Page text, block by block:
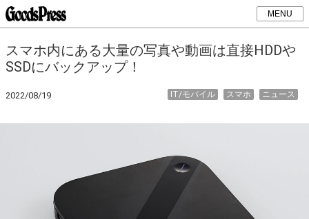
MENU
スマホ内にある大量の写真や動画は直接HDDや
SSDにバックアップ！
2022/08/19 ニュース
スマホ
IT/モバイル